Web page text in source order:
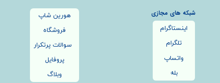
هورین شاپ
فروشگاه
سوالات پرتکرار
پروفایل
وبلاگ
اینستاگرام
تلگرام
واتساپ
بله
شبکه های مجازی